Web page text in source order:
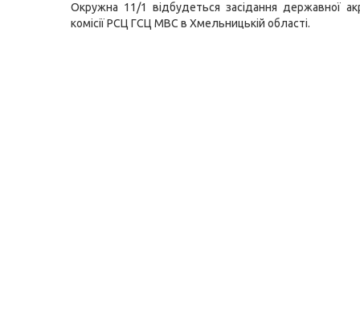
Окружна 11/1 відбудеться засідання державної
комісії РСЦ ГСЦ МВС в Хмельницькій області.